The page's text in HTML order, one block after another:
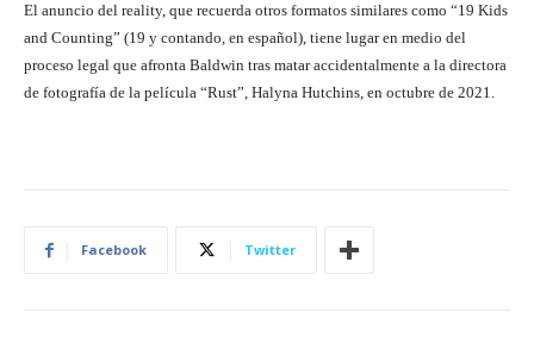
El anuncio del reality, que recuerda otros formatos similares como “19 Kids
and Counting” (19 y contando, en español), tiene lugar en medio del
proceso legal que afronta Baldwin tras matar accidentalmente a la directora
de fotografía de la película “Rust”, Halyna Hutchins, en octubre de 2021.
Facebook Twitter